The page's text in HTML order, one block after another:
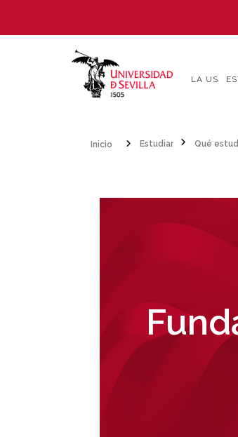
contenido
LA US
navegación
Estudiar
Qué